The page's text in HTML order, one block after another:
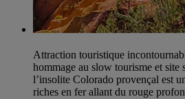
Attraction touristique
hommage au slow tourisme et site
l’insolite Colorado provençal est
riches en fer allant du rouge